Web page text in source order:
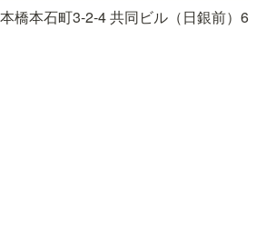
橋本石町3-2-4 共同ビル（日銀前）6